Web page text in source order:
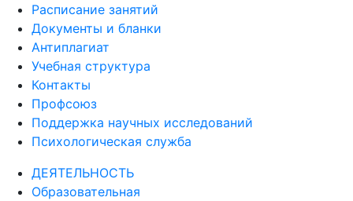
Расписание занятий
Документы и бланки
Антиплагиат
Учебная структура
Контакты
Профсоюз
Поддержка научных исследований
Психологическая служба
ДЕЯТЕЛЬНОСТЬ
Образовательная